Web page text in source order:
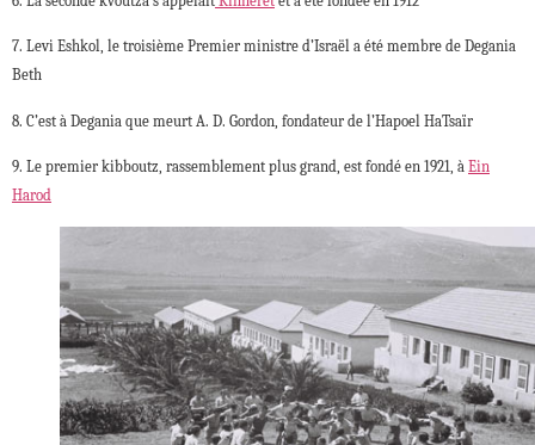
7. Levi Eshkol, le troisième Premier ministre d’Israël a été membre de Degania
Beth
8. C’est à Degania que meurt A. D. Gordon, fondateur de l’Hapoel HaTsaïr
9. Le premier kibboutz, rassemblement plus grand, est fondé en 1921, à Ein
Harod